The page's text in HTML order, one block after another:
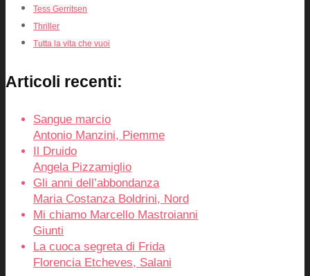
Tess Gerritsen
Thriller
Tutta la vita che vuoi
Articoli recenti:
Sangue marcio
Antonio Manzini, Piemme
Il Druido
Angela Pizzamiglio
Gli anni dell’abbondanza
Maria Costanza Boldrini, Nord
Mi chiamo Marcello Mastroianni
Giunti
La cuoca segreta di Frida
Florencia Etcheves, Salani